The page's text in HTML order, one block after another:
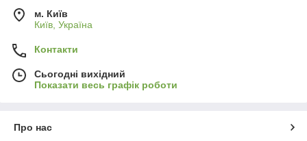
м. Київ
Київ, Україна
Контакти
Сьогодні вихідний
Показати весь графік роботи
Про нас